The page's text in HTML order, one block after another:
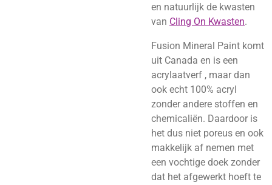
en natuurlijk de kwasten
van Cling On Kwasten.
Fusion Mineral Paint komt
uit Canada en is een
acrylaatverf , maar dan
ook echt 100% acryl
zonder andere stoffen en
chemicaliën. Daardoor is
het dus niet poreus en ook
makkelijk af nemen met
een vochtige doek zonder
dat het afgewerkt hoeft te